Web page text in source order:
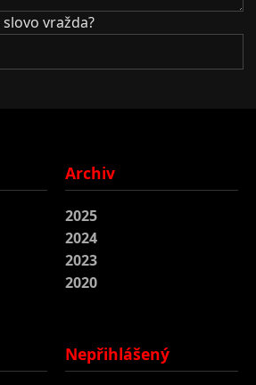
vražda?
Archiv
2025
2024
2023
2020
Nepřihlášený